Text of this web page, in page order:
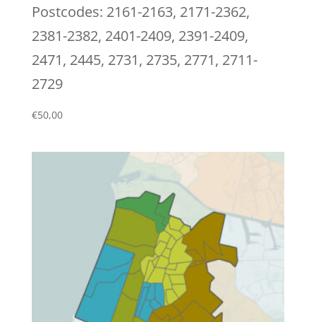
Postcodes: 2161-2163, 2171-2362,
2381-2382, 2401-2409, 2391-2409,
2471, 2445, 2731, 2735, 2771, 2711-
2729
€50,00